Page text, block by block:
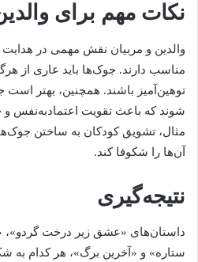
نکات مهم برای
والدین و مربیان نقش مهمی در
مناسب دارند. جوک‌ها باید عاری از
توهین‌آمیز باشند. همچنین، بهتر است
شوند که باعث تقویت اعتمادبه‌نفس و
مثال، تشویق کودکان به ساختن
آن‌ها را شکوفا کند.
نتیجه‌گیری
داستان‌های «عشق زیر درخت گردو»،
ستاره» و «آخرین برگ»، هر کدام به